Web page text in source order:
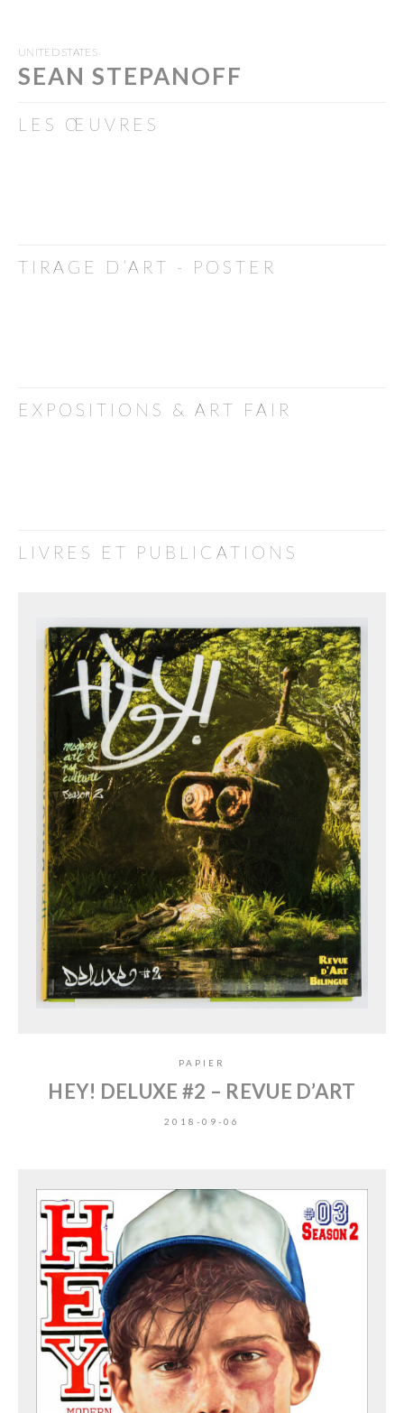
UNITED STATES
SEAN STEPANOFF
LES ŒUVRES
TIRAGE D’ART - POSTER
EXPOSITIONS & ART FAIR
LIVRES ET PUBLICATIONS
PAPIER
HEY! DELUXE #2 – REVUE D’ART
2018-09-06